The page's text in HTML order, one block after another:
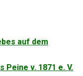
auf dem
v. 1871 e. V.